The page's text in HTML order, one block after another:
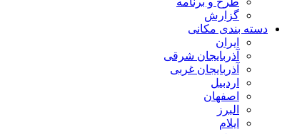
گزارش
دسته بندی مکانی
ایران
آذربایجان شرقی
آذربایجان غربی
اردبیل
اصفهان
البرز
ایلام